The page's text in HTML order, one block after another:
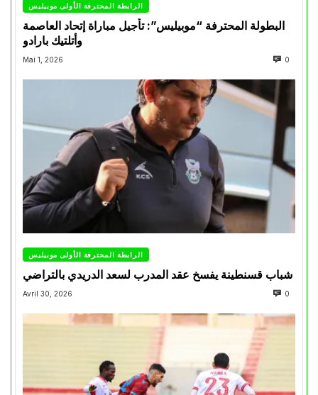
الرابطة المحترفة الأولى موبيليس
البطولة المحترفة “موبيليس”: تأجيل مباراة إتحاد العاصمة
وأتلتيك بارادو
Mai 1, 2026 0
الرابطة المحترفة الأولى موبيليس
شباب قسنطينة يفسخ عقد المدرب لسعد الدريدي بالتراضي
Avril 30, 2026 0